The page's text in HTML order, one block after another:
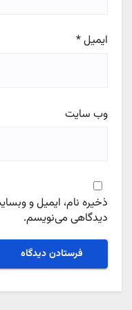
ایمیل*
وب‌ سایت
ذخیره نام، ایمیل و
دیدگاهی می‌نویسم.